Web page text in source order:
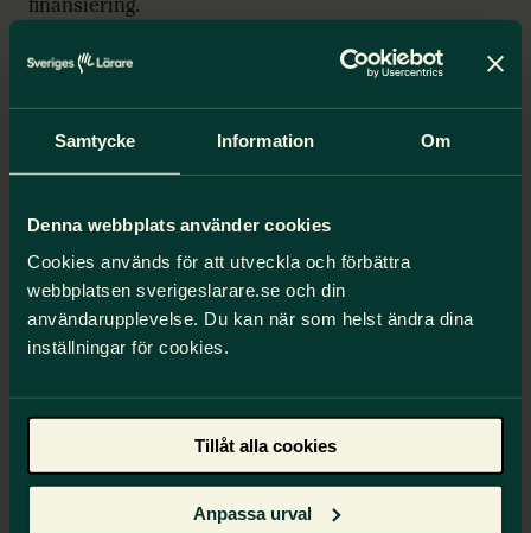
Samtycke Information Om
Denna webbplats använder cookies
Cookies används för att utveckla och förbättra
webbplatsen sverigeslarare.se och din
användarupplevelse. Du kan när som helst ändra dina
inställningar för cookies.
Tillåt alla cookies
Anpassa urval
finansiering.
Meritering och ansökan om meritering
till professionsprogrammet
2025-05-18
Skolverkets föreskrifter men ifrågasätter varför en
del av poängutrymmet för meriteringsnivå 1 ska
reserveras för kurser som Skolverket ska besluta.
Bättre förutsättningar för trygghet och
2025-05-14
Sveriges Lärare tillstyrker de flesta förslag som
tillräckliga. Skolans problem idag är inte avsaknad